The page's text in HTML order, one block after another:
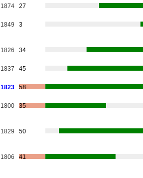
1874 27
1849 3
1826 34
1837 45
1823 58
1800 35
1829 50
1806 41